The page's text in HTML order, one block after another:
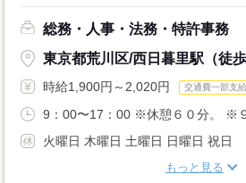
総務・人事・法務・特許事務
東京都荒川区/西日暮里駅（徒歩
時給1,900円～2,020円 交通費一部支給
9：00〜17：00 ※休憩６０分。 ※
火曜日 木曜日 土曜日 日曜日 祝日
もっと見る